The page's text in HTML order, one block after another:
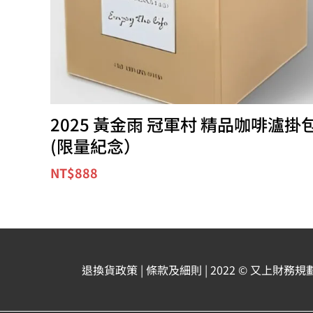
2025 黃金雨 冠軍村 精品咖啡瀘掛
(限量紀念）
NT$888
退換貨政策| 條款及細則 | 2022 © 又上財務規